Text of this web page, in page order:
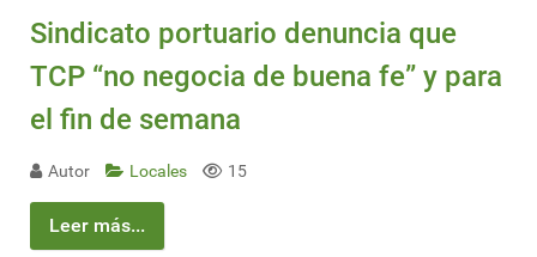
Sindicato portuario denuncia que
TCP “no negocia de buena fe” y para
el fin de semana
Autor Locales 15
Leer más...